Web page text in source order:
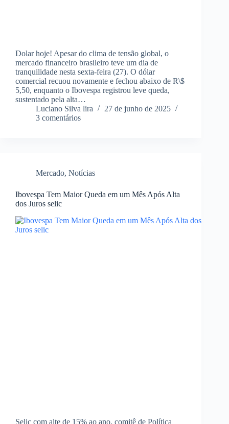
Dolar hoje! Apesar do clima de tensão global, o
mercado financeiro brasileiro teve um dia de
tranquilidade nesta sexta-feira (27). O dólar
comercial recuou novamente e fechou abaixo de R\$
5,50, enquanto o Ibovespa registrou leve queda,
sustentado pela alta…
Luciano Silva lira
27 de junho de 2025
3 comentários
Mercado, Notícias
Ibovespa Tem Maior Queda em um Mês Após Alta
dos Juros selic
Selic com alte de 15% ao ano, comitê de Política